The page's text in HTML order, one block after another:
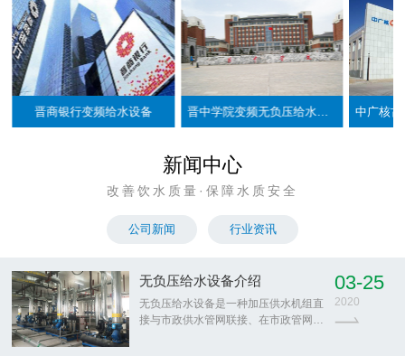
晋商银行变频给水设备 晋中学院变频无负压给水设备
新闻中心
改善饮水质量·保障水质安全
公司新闻 行业资讯
无负压给水设备介绍
无负压给水设备是一种加压供水机组直
接与市政供水管网联接、在市政管网剩
03-25
2020